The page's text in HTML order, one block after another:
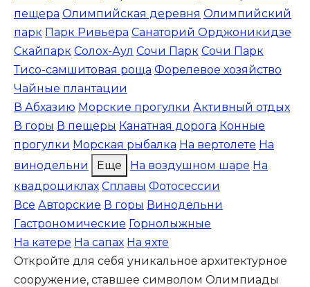
пещера Олимпийская деревня Олимпийский
парк Парк Ривьера Санаторий Орджоникидзе
Скайпарк Солох-Аул Сочи Парк Сочи Парк
Тисо-самшитовая роща Форелевое хозяйство
Чайные плантации
В Абхазию Морские прогулки Активный отдых
В горы В пещеры Канатная дорога Конные
прогулки Морская рыбалка На вертолете На
винодельни
Еще На воздушном шаре На
квадроциклах Сплавы Фотосессии
Все Авторские В горы Винодельни
Гастрономические Горнолыжные
На катере На сапах На яхте
Откройте для себя уникальное архитектурное
сооружение, ставшее символом Олимпиады